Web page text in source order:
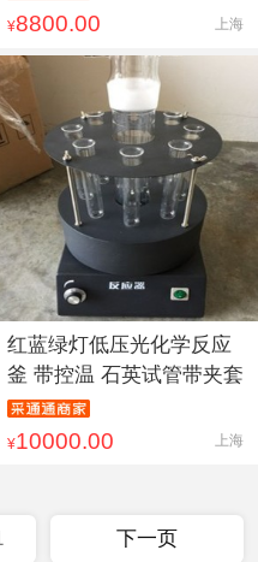
¥8800.00 上海
红蓝绿灯低压光化学反应
釜 带控温 石英试管带夹套
¥10000.00 上海
下一页